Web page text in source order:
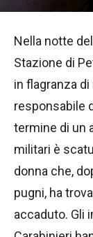
Nella notte
Stazione di
in flagranza
responsabile
termine di un
militari è
donna che,
pugni, ha
accaduto. Gli